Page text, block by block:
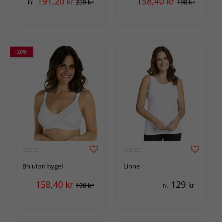
Fr. 239 kr 198 kr
-20%
LOUISE
Bh utan bygel
158,40 kr 198 kr
LOUISE
Linne
Fr. 129 kr